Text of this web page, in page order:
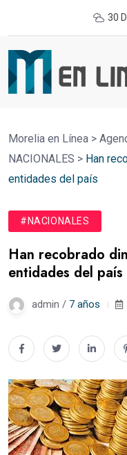
30
Morelia en Línea >
NACIONALES > Han
entidades del país
#NACIONALES
Han recobrado
entidades del país
admin / 7 años